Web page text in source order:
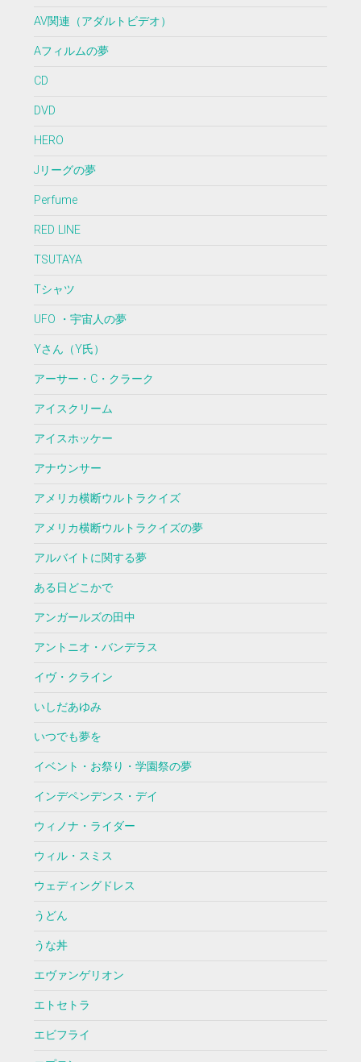
AV関連（アダルトビデオ）
Aフィルムの夢
CD
DVD
HERO
Jリーグの夢
Perfume
RED LINE
TSUTAYA
Tシャツ
UFO ・宇宙人の夢
Yさん（Y氏）
アーサー・C・クラーク
アイスクリーム
アイスホッケー
アナウンサー
アメリカ横断ウルトラクイズ
アメリカ横断ウルトラクイズの夢
アルバイトに関する夢
ある日どこかで
アンガールズの田中
アントニオ・バンデラス
イヴ・クライン
いしだあゆみ
いつでも夢を
イベント・お祭り・学園祭の夢
インデペンデンス・デイ
ウィノナ・ライダー
ウィル・スミス
ウェディングドレス
うどん
うな丼
エヴァンゲリオン
エトセトラ
エビフライ